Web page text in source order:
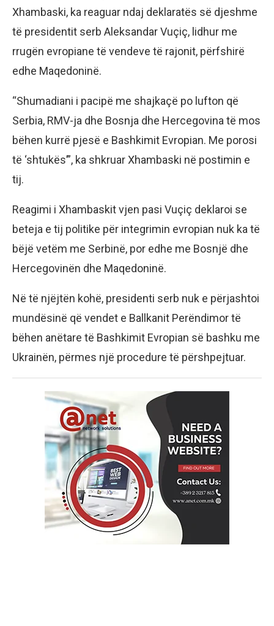
Xhambaski, ka reaguar ndaj deklaratës së djeshme
të presidentit serb Aleksandar Vuçiç, lidhur me
rrugën evropiane të vendeve të rajonit, përfshirë
edhe Maqedoninë.
“Shumadiani i pacipë me shajkaçë po lufton që
Serbia, RMV-ja dhe Bosnja dhe Hercegovina të mos
bëhen kurrë pjesë e Bashkimit Evropian. Me porosi
të ‘shtukës’”, ka shkruar Xhambaski në postimin e
tij.
Reagimi i Xhambaskit vjen pasi Vuçiç deklaroi se
beteja e tij politike për integrimin evropian nuk ka të
bëjë vetëm me Serbinë, por edhe me Bosnjë dhe
Hercegovinën dhe Maqedoninë.
Në të njëjtën kohë, presidenti serb nuk e përjashtoi
mundësinë që vendet e Ballkanit Perëndimor të
bëhen anëtare të Bashkimit Evropian së bashku me
Ukrainën, përmes një procedure të përshpejtuar.